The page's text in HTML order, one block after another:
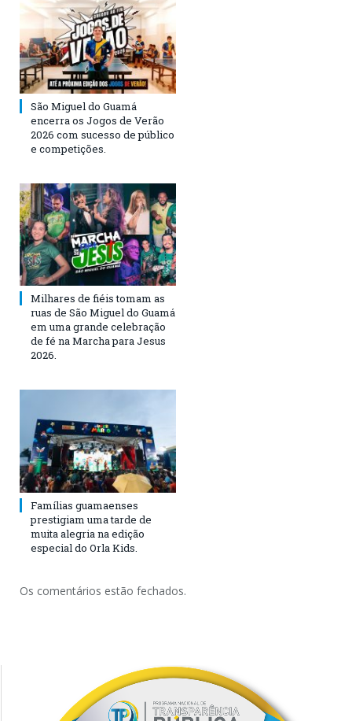
São Miguel do Guamá
encerra os Jogos de Verão
2026 com sucesso de público
e competições.
Milhares de fiéis tomam as
ruas de São Miguel do Guamá
em uma grande celebração
de fé na Marcha para Jesus
2026.
Famílias guamaenses
prestigiam uma tarde de
muita alegria na edição
especial do Orla Kids.
Os comentários estão fechados.